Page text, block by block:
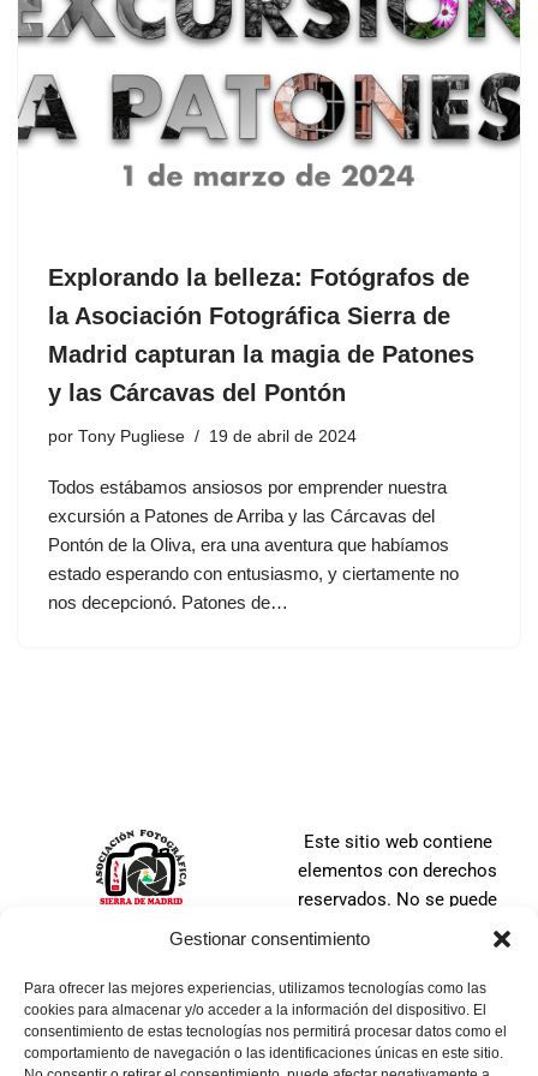
Gestionar consentimiento
Para ofrecer las mejores experiencias, utilizamos tecnologías como las
cookies para almacenar y/o acceder a la información del dispositivo. El
consentimiento de estas tecnologías nos permitirá procesar datos como el
comportamiento de navegación o las identificaciones únicas en este sitio.
Explorando la belleza: Fotógrafos de
la Asociación Fotográfica Sierra de
Madrid capturan la magia de Patones
y las Cárcavas del Pontón
por Tony Pugliese 19 de abril de 2024
Todos estábamos ansiosos por emprender nuestra
excursión a Patones de Arriba y las Cárcavas del
Pontón de la Oliva, era una aventura que habíamos
estado esperando con entusiasmo, y ciertamente no
nos decepcionó. Patones de…
Este sitio web contiene
elementos con derechos
reservados. No se puede
distribuir, copiar, publicar o
imágenes que en ella se
contienen, ya sea en todo o
en parte. No se puede tomar